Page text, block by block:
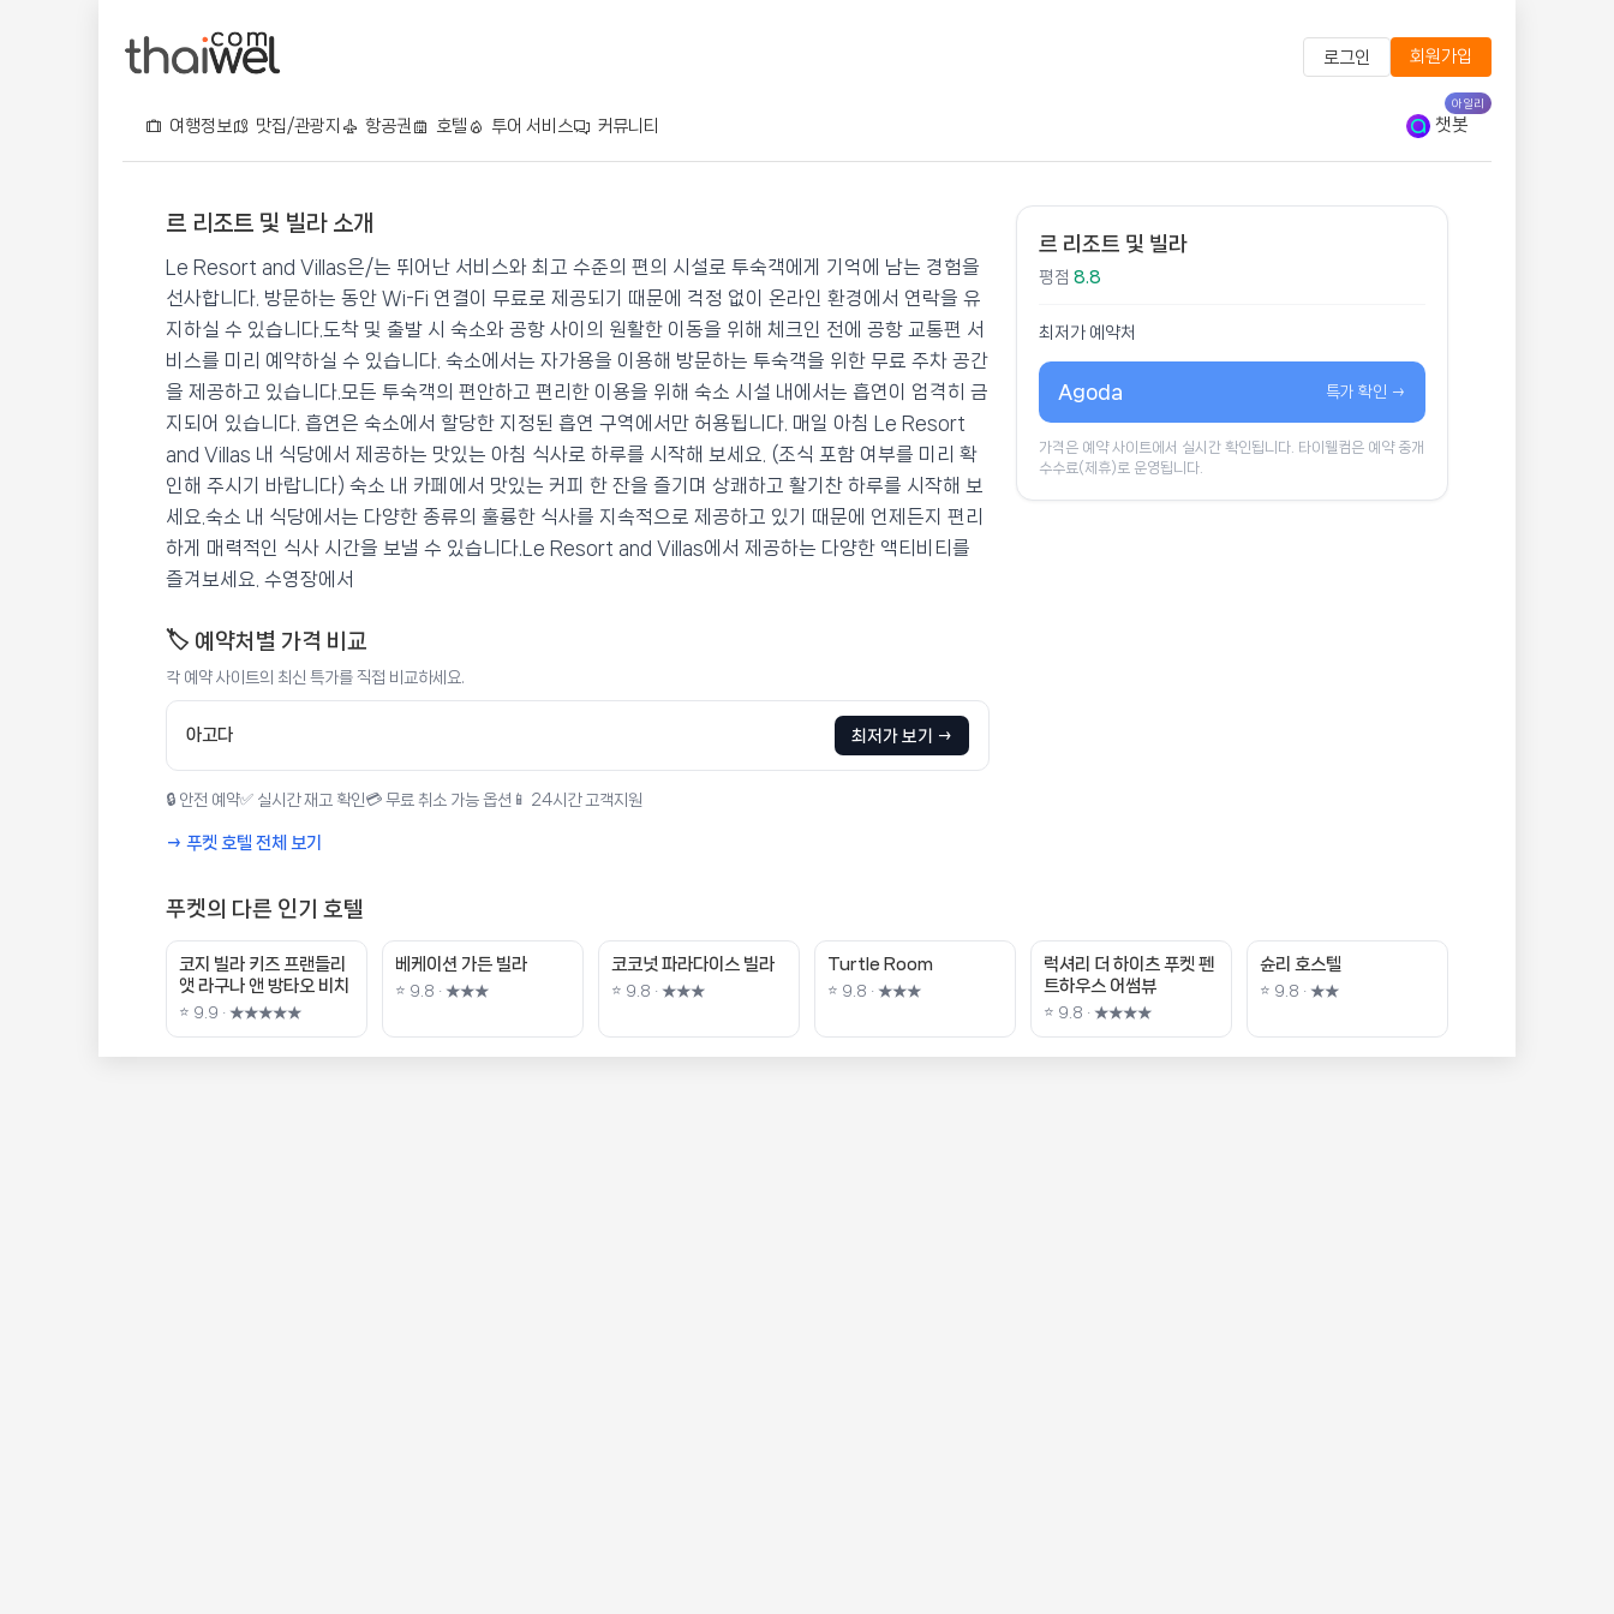
로그인 회원가입
여행정보 맛집/관광지 항공권 호텔 투어 서비스 커뮤니티 챗봇
아일리
르 리조트 및 빌라
📍 푸켓★★★★ ⭐ 8.8
💰 최저가 확인 · 예약하기
르 리조트 및 빌라 소개
Le Resort and Villas은/는 뛰어난 서비스와 최고 수준의 편의 시설로 투숙객에게 기억에 남는 경험을
선사합니다. 방문하는 동안 Wi-Fi 연결이 무료로 제공되기 때문에 걱정 없이 온라인 환경에서 연락을 유
지하실 수 있습니다.도착 및 출발 시 숙소와 공항 사이의 원활한 이동을 위해 체크인 전에 공항 교통편 서
비스를 미리 예약하실 수 있습니다. 숙소에서는 자가용을 이용해 방문하는 투숙객을 위한 무료 주차 공간
을 제공하고 있습니다.모든 투숙객의 편안하고 편리한 이용을 위해 숙소 시설 내에서는 흡연이 엄격히 금
지되어 있습니다. 흡연은 숙소에서 할당한 지정된 흡연 구역에서만 허용됩니다. 매일 아침 Le Resort
and Villas 내 식당에서 제공하는 맛있는 아침 식사로 하루를 시작해 보세요. (조식 포함 여부를 미리 확
인해 주시기 바랍니다) 숙소 내 카페에서 맛있는 커피 한 잔을 즐기며 상쾌하고 활기찬 하루를 시작해 보
세요.숙소 내 식당에서는 다양한 종류의 훌륭한 식사를 지속적으로 제공하고 있기 때문에 언제든지 편리
하게 매력적인 식사 시간을 보낼 수 있습니다.Le Resort and Villas에서 제공하는 다양한 액티비티를
즐겨보세요. 수영장에서
🏷️ 예약처별 가격 비교
각 예약 사이트의 최신 특가를 직접 비교하세요.
아고다 최저가 보기 →
🔒 안전 예약✅ 실시간 재고 확인💳 무료 취소 가능 옵션 📱 24시간 고객지원
→ 푸켓 호텔 전체 보기
르 리조트 및 빌라
평점 8.8
최저가 예약처
Agoda 특가 확인 →
가격은 예약 사이트에서 실시간 확인됩니다. 타이웰컴은 예약 중개
수수료(제휴)로 운영됩니다.
푸켓의 다른 인기 호텔
코지 빌라 키즈 프랜들리
앳 라구나 앤 방타오 비치
⭐ 9.9 · ★★★★★
베케이션 가든 빌라
⭐ 9.8 · ★★★
코코넛 파라다이스 빌라
⭐ 9.8 · ★★★
Turtle Room
⭐ 9.8 · ★★★
럭셔리 더 하이츠 푸켓 펜
트하우스 어썸뷰
⭐ 9.8 · ★★★★
슌리 호스텔
⭐ 9.8 · ★★